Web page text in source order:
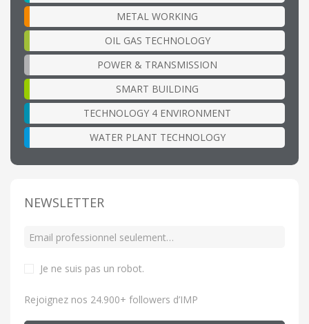
METAL WORKING
OIL GAS TECHNOLOGY
POWER & TRANSMISSION
SMART BUILDING
TECHNOLOGY 4 ENVIRONMENT
WATER PLANT TECHNOLOGY
NEWSLETTER
Je ne suis pas un robot.
Rejoignez nos 24.900+ followers d’IMP